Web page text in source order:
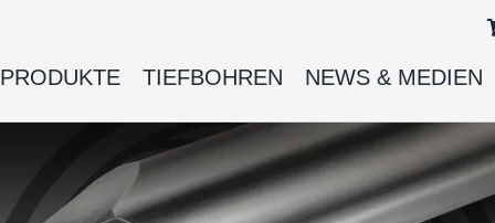
PRODUKTE TIEFBOHREN NEWS & MEDIEN